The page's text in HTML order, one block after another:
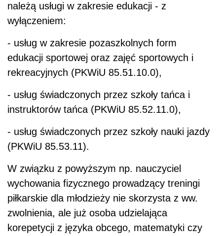
należą usługi w zakresie edukacji - z
wyłączeniem:
- usług w zakresie pozaszkolnych form
edukacji sportowej oraz zajęć sportowych i
rekreacyjnych (PKWiU 85.51.10.0),
- usług świadczonych przez szkoły tańca i
instruktorów tańca (PKWiU 85.52.11.0),
- usług świadczonych przez szkoły nauki jazdy
(PKWiU 85.53.11).
W związku z powyższym np. nauczyciel
wychowania fizycznego prowadzący treningi
piłkarskie dla młodzieży nie skorzysta z ww.
zwolnienia, ale już osoba udzielająca
korepetycji z języka obcego, matematyki czy